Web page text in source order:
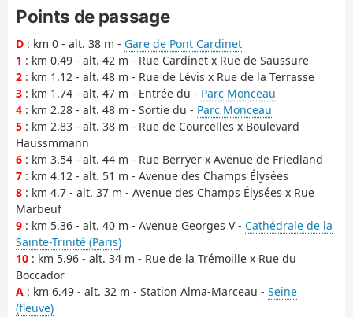
Points de passage
D : km 0 - alt. 38 m - Gare de Pont Cardinet
1 : km 0.49 - alt. 42 m - Rue Cardinet x Rue de Saussure
2 : km 1.12 - alt. 48 m - Rue de Lévis x Rue de la Terrasse
3 : km 1.74 - alt. 47 m - Entrée du - Parc Monceau
4 : km 2.28 - alt. 48 m - Sortie du - Parc Monceau
5 : km 2.83 - alt. 38 m - Rue de Courcelles x Boulevard
Haussmmann
6 : km 3.54 - alt. 44 m - Rue Berryer x Avenue de Friedland
7 : km 4.12 - alt. 51 m - Avenue des Champs Élysées
8 : km 4.7 - alt. 37 m - Avenue des Champs Élysées x Rue
Marbeuf
9 : km 5.36 - alt. 40 m - Avenue Georges V - Cathédrale de la
Sainte-Trinité (Paris)
10 : km 5.96 - alt. 34 m - Rue de la Trémoille x Rue du
Boccador
A : km 6.49 - alt. 32 m - Station Alma-Marceau - Seine
(fleuve)